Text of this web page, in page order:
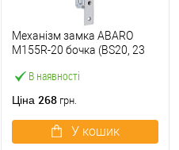
В наявності
Механізм замка ABARO
M155R-20 бочка (BS20, 23
Ціна 268 грн.
У кошик